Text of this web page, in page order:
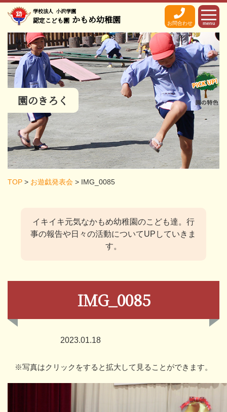
学校法人 小沢学園
認定こども園 かもめ幼稚園 お問合わせ menu
園のきろく
TOP > お遊戯発表会 > IMG_0085
イキイキ元気なかもめ幼稚園のこども達。 行
事の報告や日々の活動についてUPしていきま
す。
IMG_0085
2023.01.18
※写真はクリックをすると拡大して見ることができます。